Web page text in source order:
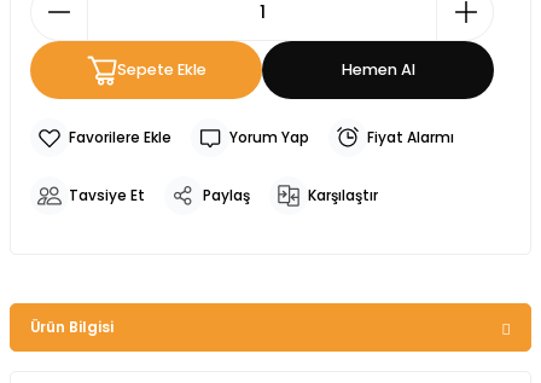
Sepete Ekle Hemen Al
Yorum Yap Fiyat Alarmı
Tavsiye Et Paylaş Karşılaştır
Ürün Bilgisi